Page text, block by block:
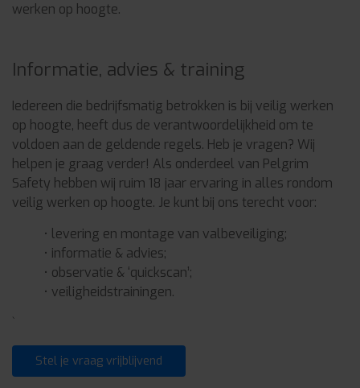
werken op hoogte.
Informatie, advies & training
Iedereen die bedrijfsmatig betrokken is bij veilig werken
op hoogte, heeft dus de verantwoordelijkheid om te
voldoen aan de geldende regels. Heb je vragen? Wij
helpen je graag verder! Als onderdeel van Pelgrim
Safety hebben wij ruim 18 jaar ervaring in alles rondom
veilig werken op hoogte. Je kunt bij ons terecht voor:
• levering en montage van valbeveiliging;
• informatie & advies;
• observatie & ‘quickscan’;
• veiligheidstrainingen.
`
Stel je vraag vrijblijvend